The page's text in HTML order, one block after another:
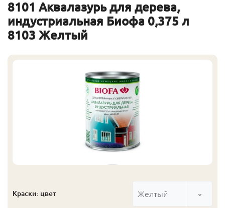
8101 Аквалазурь для дерева,
индустриальная Биофа 0,375 л
8103 Желтый
Краски: цвет Желтый